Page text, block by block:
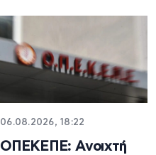
06.08.2026, 18:22
ΟΠΕΚΕΠΕ: Ανοιχτή